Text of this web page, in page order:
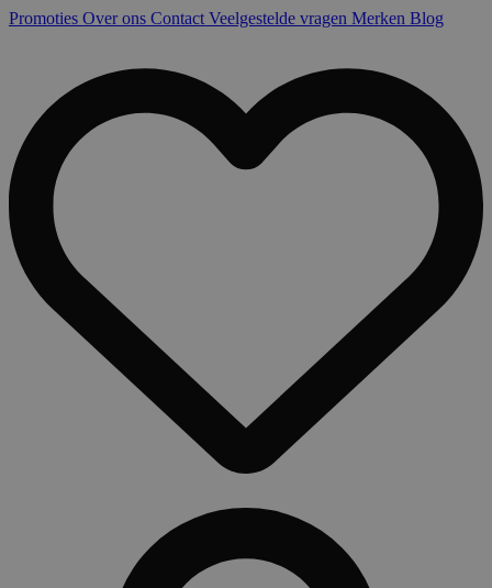
Promoties Over ons Contact Veelgestelde vragen Merken Blog